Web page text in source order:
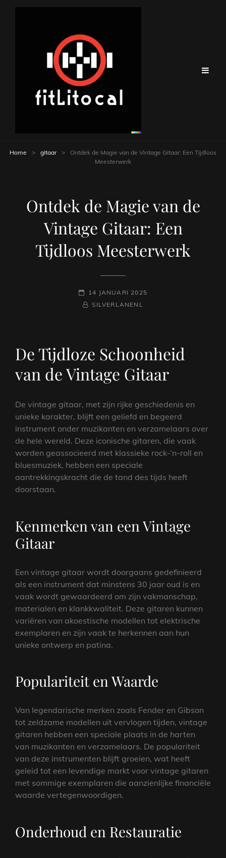
Home > gitaar >
Ontdek de Magie van de Vintage Gitaar: Een Tijdloos
Meesterwerk
Ontdek de Magie van de
Vintage Gitaar: Een
Tijdloos Meesterwerk
GEPLAATST
OP
14 JANUARI 2025
NAAMREGEL
BYLINE
SILVERLANENL
De Tijdloze Schoonheid
van de Vintage Gitaar
De vintage gitaar, met zijn rijke geschiedenis en
unieke karakter, blijft een geliefd en begeerd
instrument onder muzikanten en verzamelaars over
de hele wereld. Deze iconische gitaren, die vaak
worden geassocieerd met klassieke rock-‘n-roll en
bluesmuziek, hebben een speciale
aantrekkingskracht die de tand des tijds heeft
doorstaan.
Kenmerken van een Vintage
Gitaar
Een vintage gitaar wordt doorgaans gedefinieerd
als een instrument dat minstens 30 jaar oud is en
vaak wordt gewaardeerd om zijn vakmanschap,
materialen en klankkwaliteit. Deze gitaren kunnen
variëren van akoestische modellen tot elektrische
exemplaren en zijn vaak te herkennen aan hun
unieke ontwerp en patina.
Populariteit en Waarde
Van legendarische merken zoals Fender en Gibson
tot zeldzame modellen uit vervlogen tijden, vintage
gitaren hebben een speciale plaats in de harten
van muzikanten en verzamelaars. De populariteit
van deze instrumenten blijft groeien, wat heeft
geleid tot een levendige markt voor vintage gitaren
met sommige exemplaren die aanzienlijke financiële
waarde vertegenwoordigen.
Onderhoud en Restauratie